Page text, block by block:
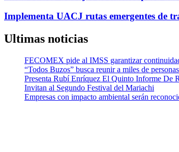
Implementa UACJ rutas emergentes de
Ultimas noticias
FECOMEX pide al IMSS garantizar
“Todos Buzos” busca reunir a miles de
Presenta Rubí Enríquez El Quinto Informe De
Invitan al Segundo Festival del Mariachi
Empresas con impacto ambiental serán